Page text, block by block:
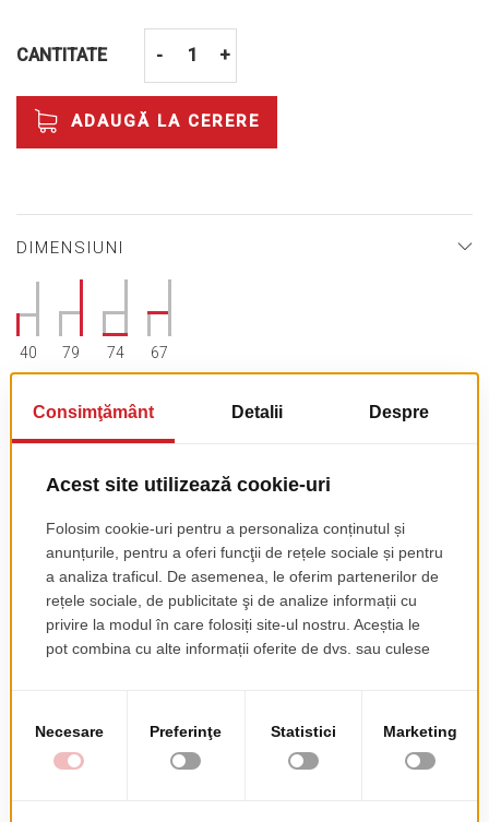
CANTITATE - +
ADAUGĂ LA CERERE
DIMENSIUNI
40 79 74 67
multe
Innova
67
Pe role, Reglabile
Lemn Masiv, Metal, Tapitate
Recenzia ta